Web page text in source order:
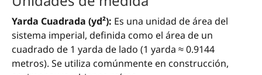
Yarda Cuadrada (yd²): Es una unidad de área del
sistema imperial, definida como el área de un
cuadrado de 1 yarda de lado (1 yarda ≈ 0.9144
metros). Se utiliza comúnmente en construcción,